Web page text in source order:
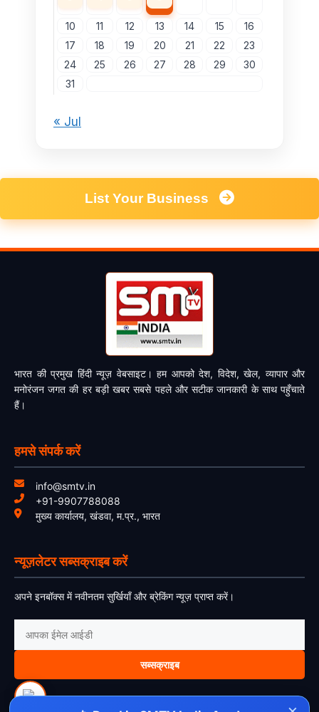
10 11 12 13 14 15
16
17
18 19 20 21 22
23
24
25 26 27 28 29
30
31
« Jul
List Your Business
भारत की प्रमुख हिंदी न्यूज़ वेबसाइट। हम आपको देश, विदेश, खेल, व्यापार और
मनोरंजन जगत की हर बड़ी खबर सबसे पहले और सटीक जानकारी के साथ पहुँचाते
हैं।
हमसे संपर्क करें
info@smtv.in
+91-9907788088
मुख्य कार्यालय, खंडवा, म.प्र., भारत
न्यूज़लेटर सब्सक्राइब करें
अपने इनबॉक्स में नवीनतम सुर्खियाँ और ब्रेकिंग न्यूज़ प्राप्त करें।
सब्सक्राइब